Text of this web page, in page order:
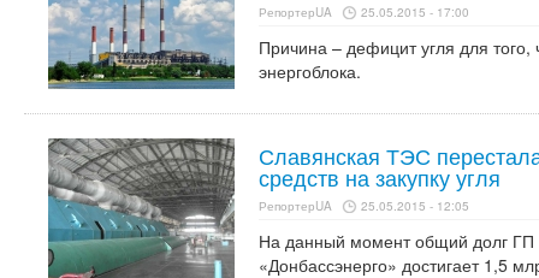
РепортерUA 25.05.2015 - 17:00
Причина – дефицит угля для того,
энергоблока.
Славянская ТЭС
средств на закупку угля
РепортерUA 25.05.2015 - 12:05
На данный момент общий долг ГП
«Донбассэнерго» достигает 1,5